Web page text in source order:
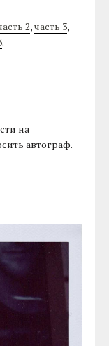
2,часть 3,
.
на
автограф.